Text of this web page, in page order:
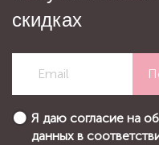
скидках
Я даю согласие на
данных в